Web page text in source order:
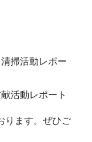
掃活動レポー
活動レポート
ります。ぜひご